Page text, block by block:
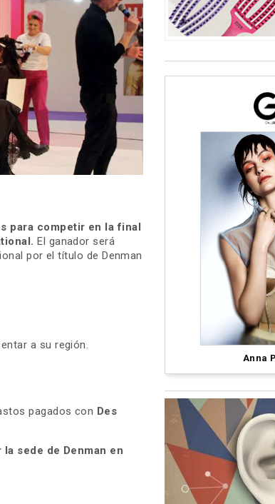
Hair
&
Beauty
Anna
para competir en la final
El ganador será
por el título de Denman
a su región.
pagados con Des
la sede de Denman en